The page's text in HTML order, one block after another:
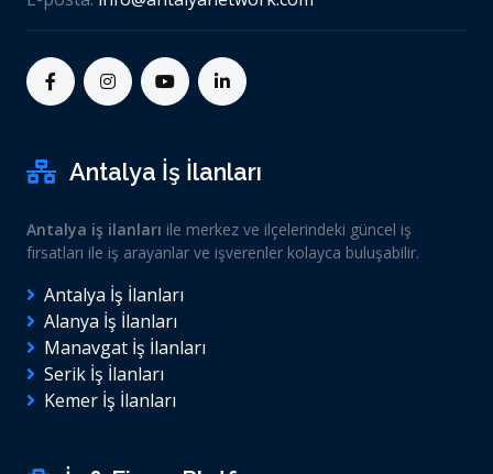
Antalya İş İlanları
Antalya iş ilanları ile merkez ve ilçelerindeki güncel iş
fırsatları ile iş arayanlar ve işverenler kolayca buluşabilir.
Antalya İş İlanları
Alanya İş İlanları
Manavgat İş İlanları
Serik İş İlanları
Kemer İş İlanları